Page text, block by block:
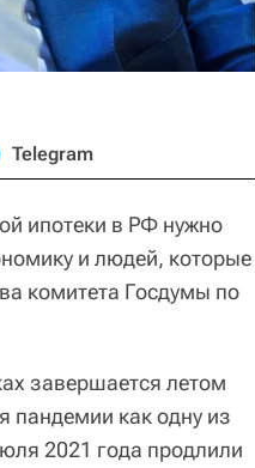
Telegram
ипотеки в РФ нужно
и людей, которые
комитета Госдумы по
завершается летом
пандемии как одну из
2021 года продлили